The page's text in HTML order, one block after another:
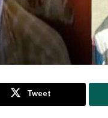
Tweet